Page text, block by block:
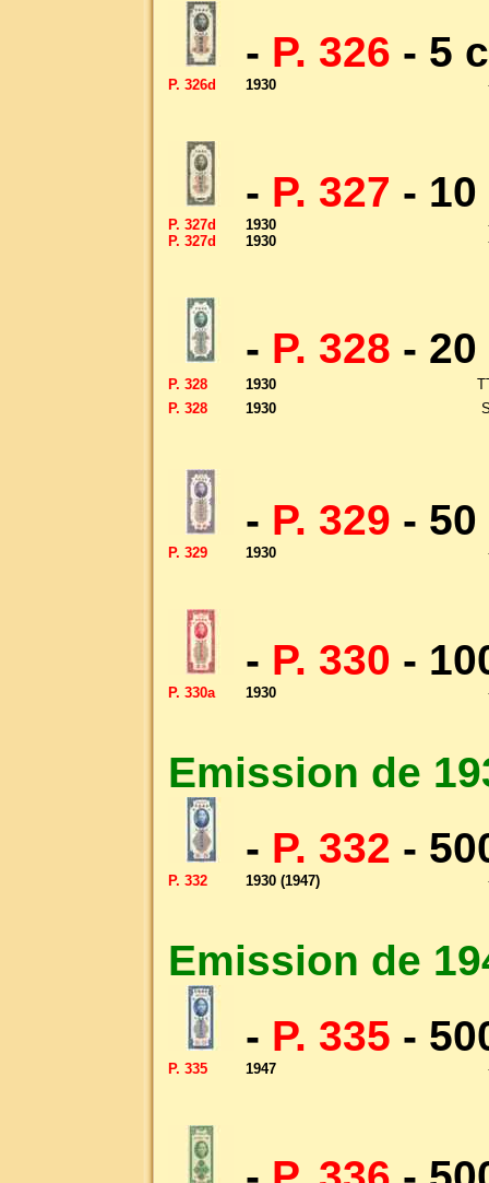
- P. 326 - 5
P. 326d 1930
- P. 327 -
P. 327d 1930
P. 327d
1930
- P. 328 -
P. 328 1930
P. 328
1930
- P. 329 -
P. 329 1930
- P. 330 -
P. 330a 1930
Emission de
- P. 332 -
P. 332 1930 (1947)
Emission de
- P. 335 -
P. 335 1947